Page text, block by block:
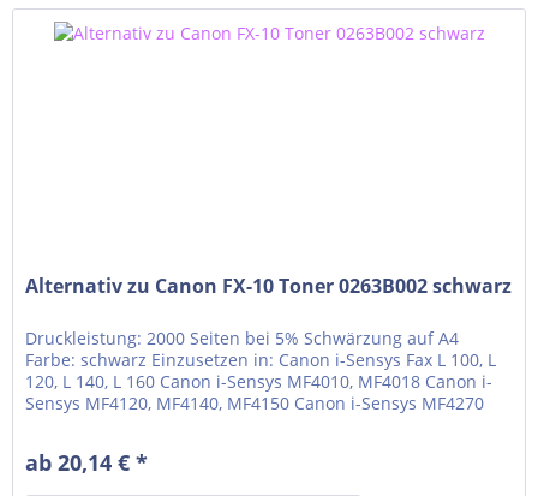
Alternativ zu Canon FX-10 Toner 0263B002 schwarz
Druckleistung: 2000 Seiten bei 5% Schwärzung auf A4
Farbe: schwarz Einzusetzen in: Canon i-Sensys Fax L 100, L
120, L 140, L 160 Canon i-Sensys MF4010, MF4018 Canon i-
Sensys MF4120, MF4140, MF4150 Canon i-Sensys MF4270
MF4660PL, MF4690PL Canon PC-D440, D450
ab 20,14 € *